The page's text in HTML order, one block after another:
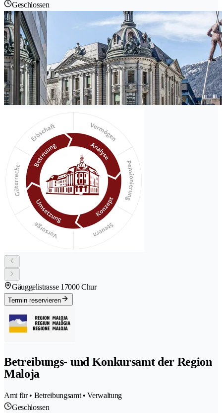
Geschlossen
Gäuggelistrasse 1 7000 Chur
Termin reservieren
Betreibungs- und Konkursamt der Region
Maloja
Amt für • Betreibungsamt • Verwaltung
Geschlossen